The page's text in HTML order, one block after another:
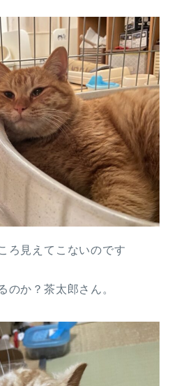
ろ見えてこないのです
のか？茶太郎さん。